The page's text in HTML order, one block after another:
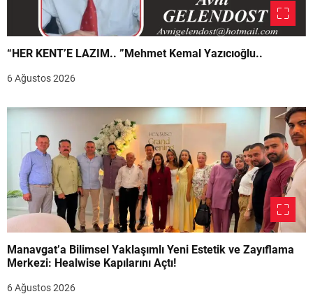
“HER KENT’E LAZIM.. ”Mehmet Kemal Yazıcıoğlu..
6 Ağustos 2026
Manavgat’a Bilimsel Yaklaşımlı Yeni Estetik ve Zayıflama
Merkezi: Healwise Kapılarını Açtı!
6 Ağustos 2026